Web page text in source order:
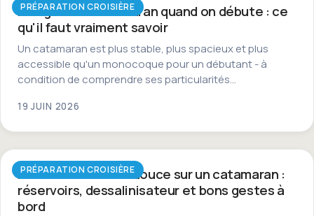
PRÉPARATION CROISIÈRE
Naviguer en catamaran quand on débute : ce
qu'il faut vraiment savoir
Un catamaran est plus stable, plus spacieux et plus
accessible qu'un monocoque pour un débutant - à
condition de comprendre ses particularités…
19 JUIN 2026
PRÉPARATION CROISIÈRE
Autonomie en eau douce sur un catamaran :
réservoirs, dessalinisateur et bons gestes à
bord